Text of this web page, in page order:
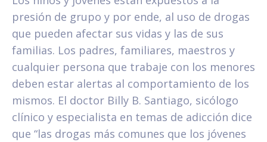
presión de grupo y por ende, al uso de drogas
que pueden afectar sus vidas y las de sus
familias. Los padres, familiares, maestros y
cualquier persona que trabaje con los menores
deben estar alertas al comportamiento de los
mismos. El doctor Billy B. Santiago, sicólogo
clínico y especialista en temas de adicción dice
que “las drogas más comunes que los jóvenes